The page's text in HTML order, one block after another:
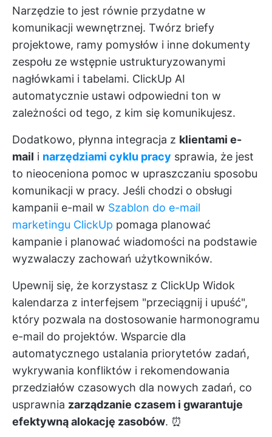
Narzędzie to jest równie przydatne w
komunikacji wewnętrznej. Twórz briefy
projektowe, ramy pomysłów i inne dokumenty
zespołu ze wstępnie ustrukturyzowanymi
nagłówkami i tabelami. ClickUp AI
automatycznie ustawi odpowiedni ton w
zależności od tego, z kim się komunikujesz.
Dodatkowo, płynna integracja z klientami e-
mail i narzędziami cyklu pracy sprawia, że jest
to nieoceniona pomoc w upraszczaniu sposobu
komunikacji w pracy. Jeśli chodzi o obsługi
kampanii e-mail w Szablon do e-mail
marketingu ClickUp pomaga planować
kampanie i planować wiadomości na podstawie
wyzwalaczy zachowań użytkowników.
Upewnij się, że korzystasz z ClickUp Widok
kalendarza z interfejsem "przeciągnij i upuść",
który pozwala na dostosowanie harmonogramu
e-mail do projektów. Wsparcie dla
automatycznego ustalania priorytetów zadań,
wykrywania konfliktów i rekomendowania
przedziałów czasowych dla nowych zadań, co
usprawnia zarządzanie czasem i gwarantuje
efektywną alokację zasobów. ⏰